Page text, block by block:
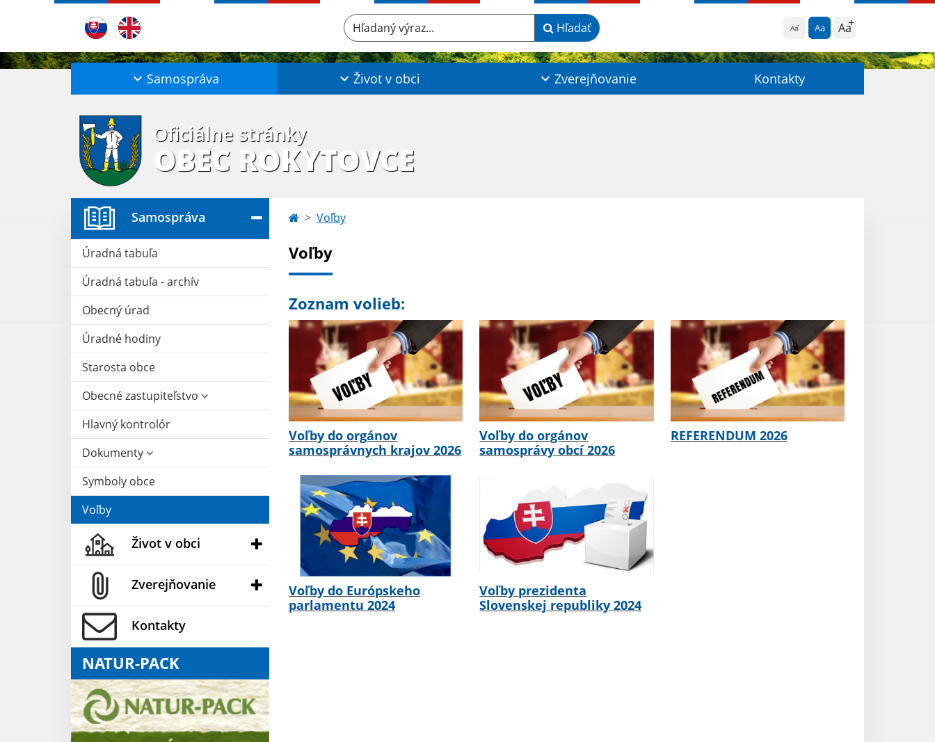
Aa Aa Aa
Hľadaný výraz... Hľadať
Samospráva Život v obci Zverejňovanie Kontakty
Oficiálne stránky
OBEC ROKYTOVCE
Samospráva
Úradná tabuľa
Úradná tabuľa - archív
Obecný úrad
Úradné hodiny
Starosta obce
Obecné zastupiteľstvo
Hlavný kontrolór
Dokumenty
Symboly obce
Voľby
Život v obci
Zverejňovanie
Kontakty
NATUR-PACK
Voľby
Voľby
Zoznam volieb:
Voľby do orgánov
samosprávnych krajov 2026
Voľby do orgánov
samosprávy obcí 2026
REFERENDUM 2026
Voľby do Európskeho
parlamentu 2024
Voľby prezidenta
Slovenskej republiky 2024